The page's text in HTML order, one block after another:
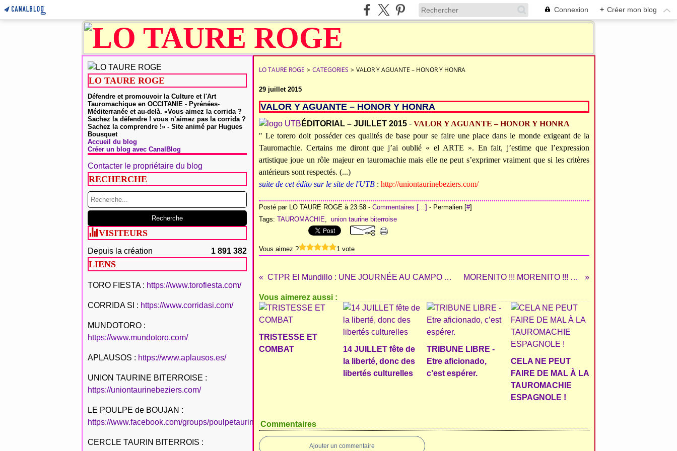
Connexion + Créer mon blog
LO TAURE ROGE
Défendre et promouvoir la Culture et l'Art
Tauromachique en OCCITANIE - Pyrénées-
Méditerranée et au-delà. «Vous aimez la corrida ?
Sachez la défendre ! vous n’aimez pas la corrida ?
Sachez la comprendre !» - Site animé par Hugues
Bousquet
Accueil du blog
Créer un blog avec CanalBlog
Contacter le propriétaire du blog
RECHERCHE
VISITEURS
Depuis la création 1 891 382
LIENS
TORO FIESTA : https://www.torofiesta.com/
CORRIDA SI : https://www.corridasi.com/
MUNDOTORO :
https://www.mundotoro.com/
APLAUSOS : https://www.aplausos.es/
UNION TAURINE BITERROISE :
https://uniontaurinebeziers.com/
LE POULPE de BOUJAN :
https://www.facebook.com/groups/poulpetaurinboujan/
CERCLE TAURIN BITERROIS :
LO TAURE ROGE > CATEGORIES > VALOR Y AGUANTE – HONOR Y HONRA
29 juillet 2015
VALOR Y AGUANTE – HONOR Y HONRA
ÉDITORIAL – JUILLET 2015 - VALOR Y AGUANTE – HONOR Y HONRA
" Le torero doit posséder ces qualités de base pour se faire une place dans le monde exigeant de la
Tauromachie. Certains me diront que j’ai oublié « el ARTE ». En fait, j’estime que l’expression
artistique joue un rôle majeur en tauromachie mais elle ne peut s’exprimer vraiment que si les critères
antérieurs sont respectés. (...)
suite de cet édito sur le site de l'UTB : http://uniontaurinebeziers.com/
Posté par LO TAURE ROGE à 23:58 - Commentaires […] - Permalien [#]
Tags: TAUROMACHIE, union taurine biterroise
Vous aimez ? 1 vote
CTPR El Mundillo : UNE JOURNÉE AU CAMPO AVEC TOMAS CERQUEIRA ET CAYETANO ORTIZ MORENITO !!! MORENITO !!! MORENITO AUX VENDANGES !!!
Vous aimerez aussi :
TRISTESSE ET
COMBAT
14 JUILLET fête de
la liberté, donc des
libertés culturelles
TRIBUNE LIBRE -
Etre aficionado,
c’est espérer.
CELA NE PEUT
FAIRE DE MAL À LA
TAUROMACHIE
ESPAGNOLE !
Commentaires
Ajouter un commentaire